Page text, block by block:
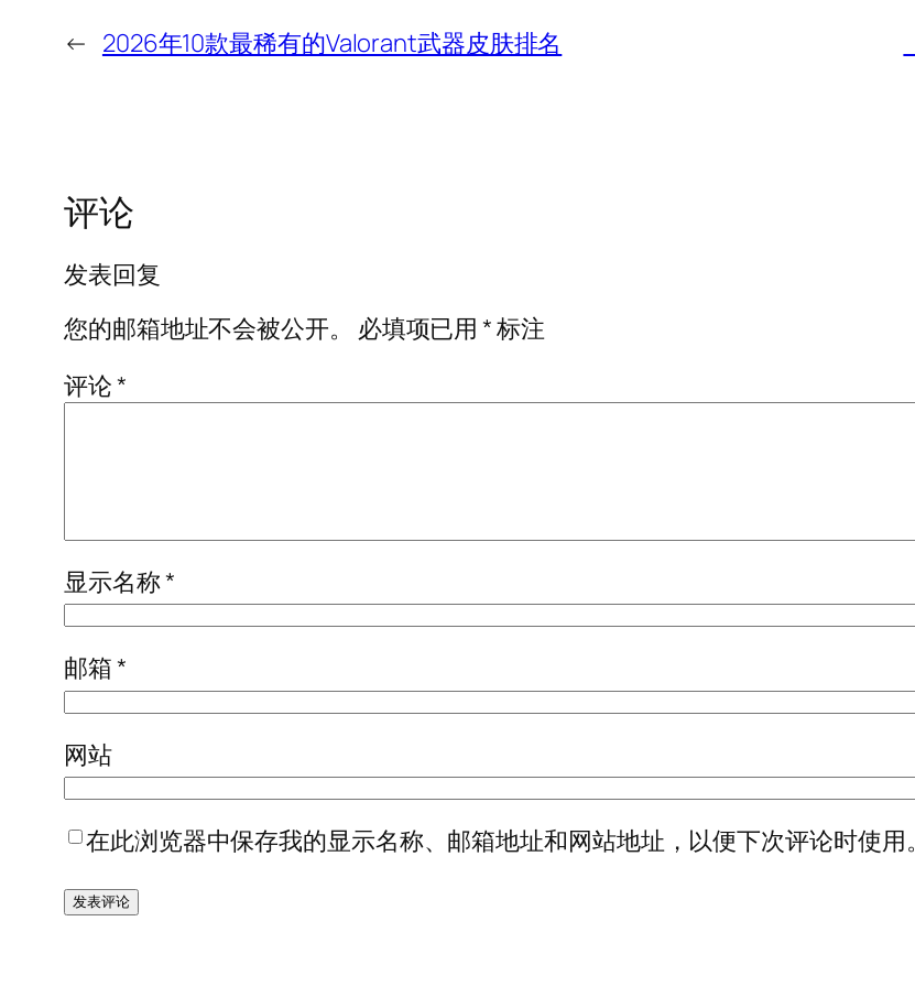
← 2026年10款最稀有的Valorant武器皮肤排名
评论
发表回复
您的邮箱地址不会被公开。
必填项已用*标注
评论*
显示名称*
邮箱*
网站
在此浏览器中保存我的显示名称、邮箱地址和网站地址，以便下次评论时使用。